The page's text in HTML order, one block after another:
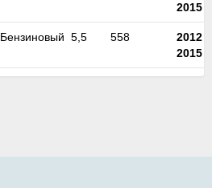
2015
Бензиновый 5,5 558 2012
2015